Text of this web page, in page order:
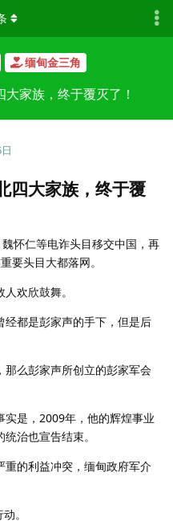
缅甸金三角
家族，终于覆灭了！
四大家族，终于覆
怀仁等电诈头目移交中国，再
要头目大都落网。
欢欣鼓舞。
都是彭家声的手下，但是后
么彭家声所创立的彭家军会
是，2009年，他的辉煌事业
治也宣告结束。
重的利益冲突，缅甸政府军介
。